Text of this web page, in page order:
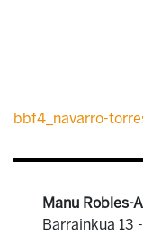
bbf4_navarro-
Manu Robles-
Barrainkua 13